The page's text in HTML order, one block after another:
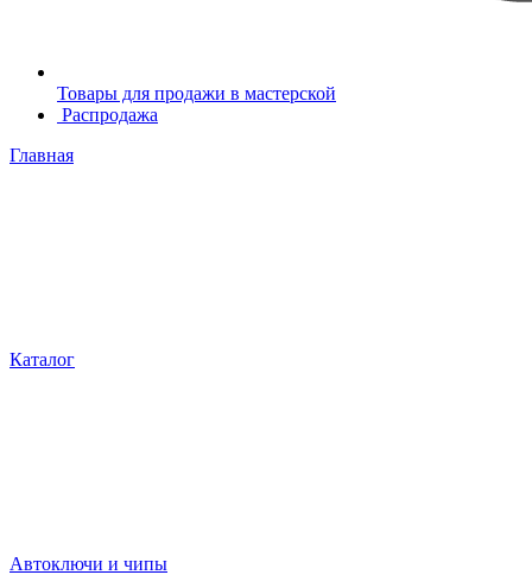
Товары для продажи в мастерской
Распродажа
Главная
Каталог
Автоключи и чипы